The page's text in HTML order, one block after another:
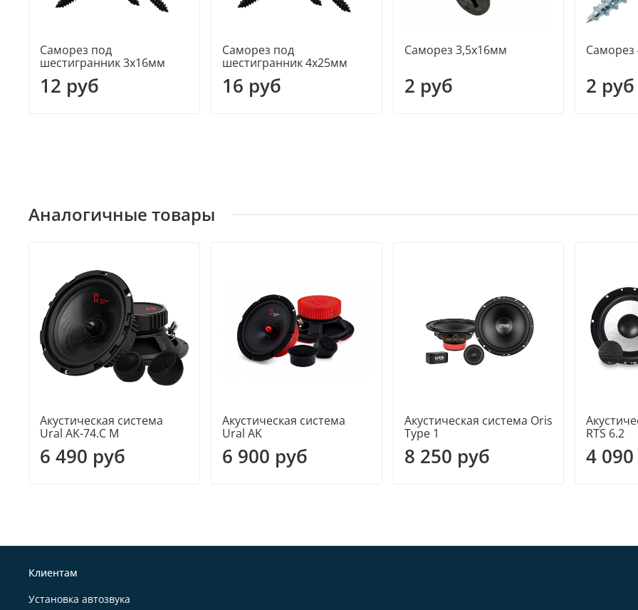
Саморез под
шестигранник 3х16мм
12 руб
Саморез под
шестигранник 4х25мм
16 руб
Саморез 3,5х16мм
2 руб
Саморез
2 руб
Аналогичные товары
Акустическая система
Ural AK-74.C M
6 490 руб
Акустическая система
Ural AK
6 900 руб
Акустическая система Oris
Type 1
8 250 руб
RTS 6.2
4
Клиентам
Установка автозвука